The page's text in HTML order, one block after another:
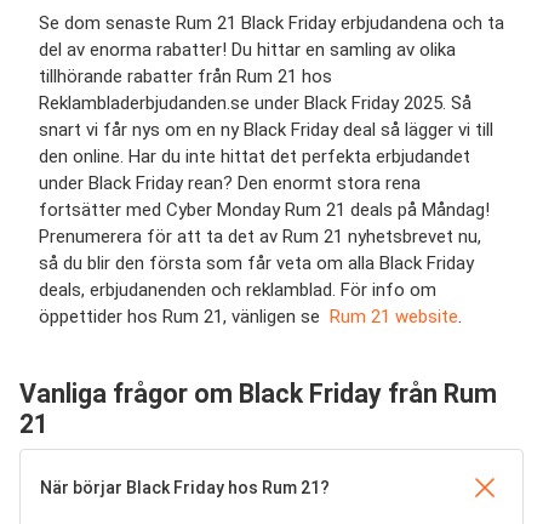
Se dom senaste Rum 21 Black Friday erbjudandena och ta
del av enorma rabatter! Du hittar en samling av olika
tillhörande rabatter från Rum 21 hos
Reklambladerbjudanden.se under Black Friday 2025. Så
snart vi får nys om en ny Black Friday deal så lägger vi till
den online. Har du inte hittat det perfekta erbjudandet
under Black Friday rean? Den enormt stora rena
fortsätter med Cyber Monday Rum 21 deals på Måndag!
Prenumerera för att ta det av Rum 21 nyhetsbrevet nu,
så du blir den första som får veta om alla Black Friday
deals, erbjudanenden och reklamblad. För info om
öppettider hos Rum 21, vänligen se Rum 21 website.
Vanliga frågor om Black Friday från Rum
21
När börjar Black Friday hos Rum 21?